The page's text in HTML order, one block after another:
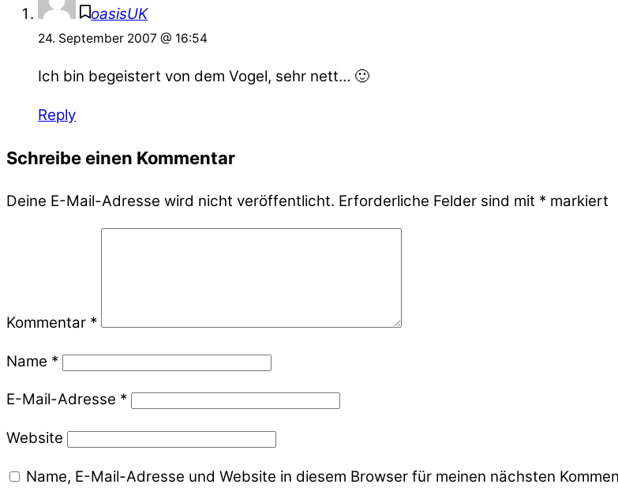
oasisUK
24. September 2007 @ 16:54
Ich bin begeistert von dem Vogel, sehr nett… 🙂
Reply
Schreibe einen Kommentar
Deine E-Mail-Adresse wird nicht veröffentlicht. Erforderliche Felder sind mit * markiert
Kommentar *
Name *
E-Mail-Adresse *
Website
Name, E-Mail-Adresse und Website in diesem Browser für meinen nächsten